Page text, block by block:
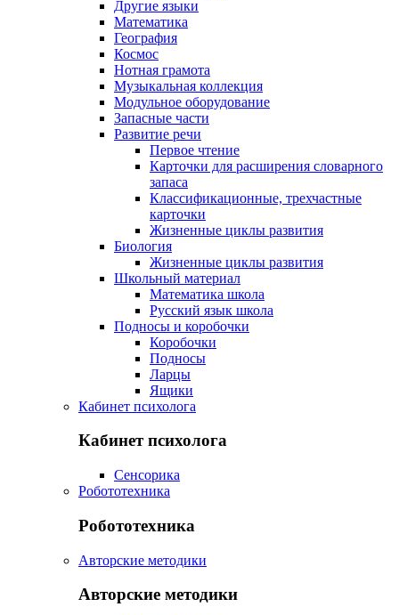
Другие языки
Математика
География
Космос
Нотная грамота
Музыкальная коллекция
Модульное оборудование
Запасные части
Развитие речи
Первое чтение
Карточки для расширения словарного
запаса
Классификационные, трехчастные
карточки
Жизненные циклы развития
Биология
Жизненные циклы развития
Школьный материал
Математика школа
Русский язык школа
Подносы и коробочки
Коробочки
Подносы
Ларцы
Ящики
Кабинет психолога
Кабинет психолога
Сенсорика
Робототехника
Робототехника
Авторские методики
Авторские методики